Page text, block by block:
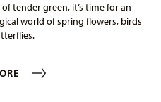
tender green, it’s time for an
world of spring flowers, birds